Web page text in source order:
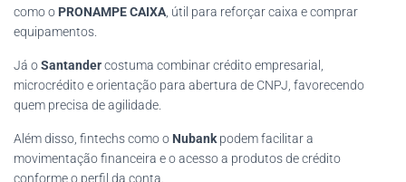
como o PRONAMPE CAIXA , útil para reforçar caixa e comprar
equipamentos.
Já oSantandercostuma combinar crédito empresarial,
microcrédito e orientação para abertura de CNPJ, favorecendo
quem precisa de agilidade.
Além disso, fintechs como o Nubank podem facilitar a
movimentação financeira e o acesso a produtos de crédito
conforme o perfil da conta.